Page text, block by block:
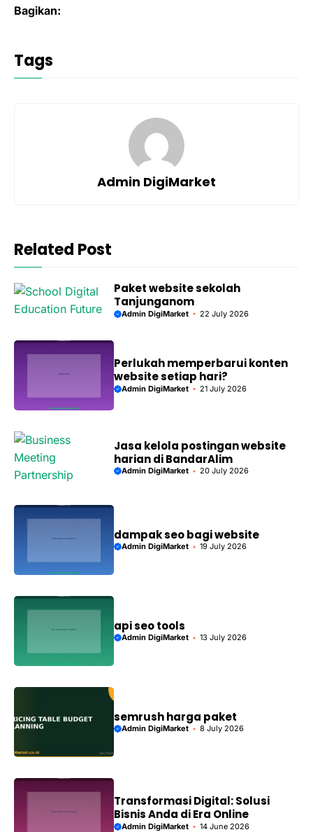
audiens di Kudus. Ini melibatkan pemahaman
Bagikan:
Tags
Admin DigiMarket
Related Post
Paket website sekolah
Tanjunganom
Admin DigiMarket 22 July 2026
Perlukah memperbarui konten
website setiap hari?
Admin DigiMarket 21 July 2026
Jasa kelola postingan website
harian di BandarAlim
Admin DigiMarket 20 July 2026
dampak seo bagi website
Admin DigiMarket 19 July 2026
api seo tools
Admin DigiMarket 13 July 2026
semrush harga paket
Admin DigiMarket 8 July 2026
Transformasi Digital: Solusi
Bisnis Anda di Era Online
Admin DigiMarket 14 June 2026